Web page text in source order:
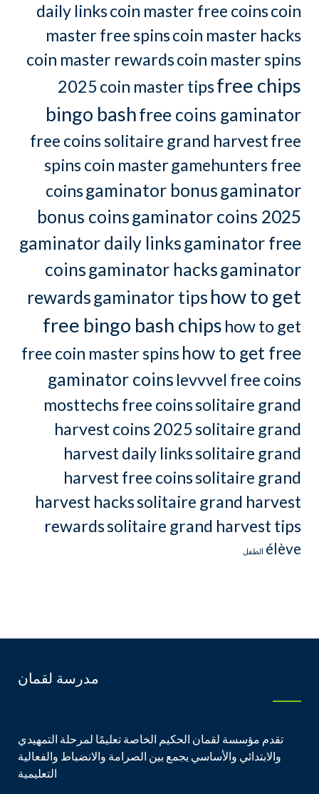
daily linkscoin master free coinscoin
master free spinscoin master hacks
coin master rewardscoin master spins
2025coin master tipsfree chips
bingo bashfree coins gaminator
free coins solitaire grand harvestfree
spins coin mastergamehunters free
coinsgaminator bonusgaminator
bonus coinsgaminator coins 2025
gaminator daily linksgaminator free
coinsgaminator hacksgaminator
rewardsgaminator tips how to get
free bingo bash chips how to get
free coin master spinshow to get free
gaminator coins levvvel free coins
mosttechs free coinssolitaire grand
harvest coins 2025solitaire grand
harvest daily linkssolitaire grand
harvest free coinssolitaire grand
harvest hackssolitaire grand harvest
rewardssolitaire grand harvest tips
élève الطفل
مدرسة لقمان
تقدم مؤسسة لقمان الحكيم الخاصة تعليمًا لمرحلة التمهيدي
والابتدائي والأساسي يجمع بين الصرامة والانضباط والفعالية
التعليمية